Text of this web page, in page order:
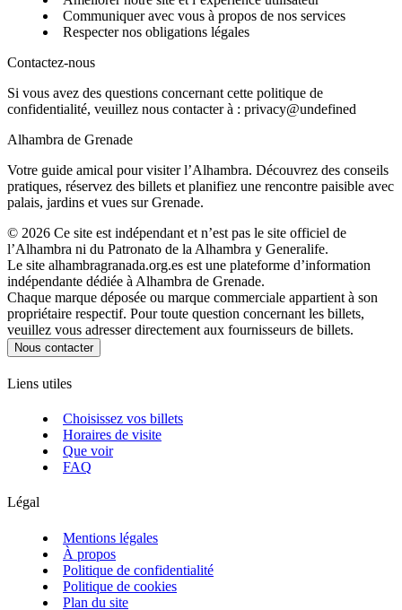
Communiquer avec vous à propos de nos services
Respecter nos obligations légales
Contactez-nous
Si vous avez des questions concernant cette politique de
confidentialité, veuillez nous contacter à : privacy@undefined
Alhambra de Grenade
Votre guide amical pour visiter l’Alhambra. Découvrez des conseils
pratiques, réservez des billets et planifiez une rencontre paisible avec
palais, jardins et vues sur Grenade.
© 2026 Ce site est indépendant et n’est pas le site officiel de
l’Alhambra ni du Patronato de la Alhambra y Generalife.
Le site alhambragranada.org.es est une plateforme d’information
indépendante dédiée à Alhambra de Grenade.
Chaque marque déposée ou marque commerciale appartient à son
propriétaire respectif. Pour toute question concernant les billets,
veuillez vous adresser directement aux fournisseurs de billets.
Nous contacter
Liens utiles
Choisissez vos billets
Horaires de visite
Que voir
FAQ
Légal
Mentions légales
À propos
Politique de confidentialité
Politique de cookies
Plan du site